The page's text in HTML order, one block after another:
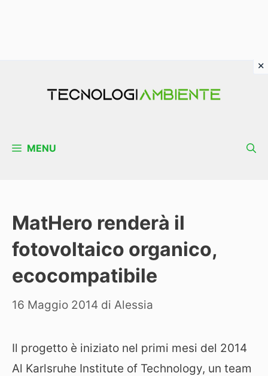
MENU
MatHero renderà il
fotovoltaico organico,
ecocompatibile
16 Maggio 2014 di Alessia
Il progetto è iniziato nel primi mesi del 2014
Al Karlsruhe Institute of Technology, un team